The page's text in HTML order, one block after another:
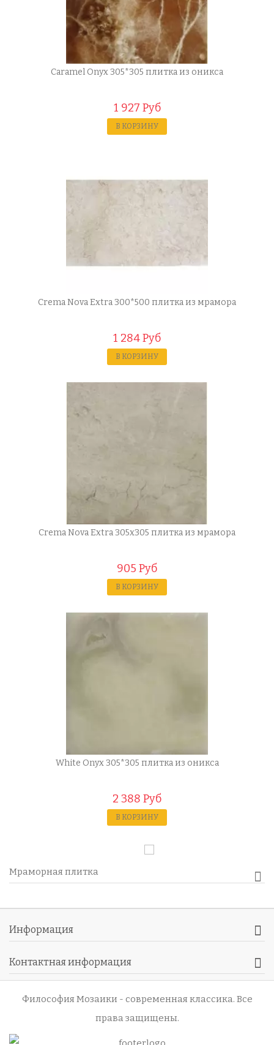
Caramel Onyx 305*305 плитка из оникса
1 927 Руб
В КОРЗИНУ
Crema Nova Extra 300*500 плитка из мрамора
1 284 Руб
В КОРЗИНУ
Crema Nova Extra 305x305 плитка из мрамора
905 Руб
В КОРЗИНУ
White Onyx 305*305 плитка из оникса
2 388 Руб
В КОРЗИНУ
Мраморная плитка
Информация
Контактная информация
Философия Мозаики - современная классика. Все
права защищены.